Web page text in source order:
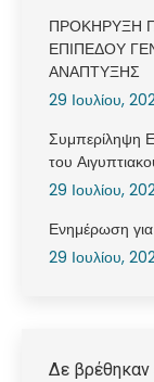
ΠΡΟΚΗΡΥΞΗ
ΕΠΙΠΕΔΟΥ
ΑΝΑΠΤΥΞΗΣ
29 Ιουλίου,
Συμπερίληψη
του
29 Ιουλίου,
Ενημέρωση
29 Ιουλίου,
Δε